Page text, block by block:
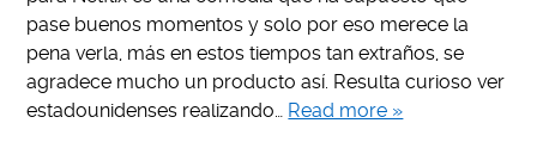
pase buenos momentos y solo por eso merece la
pena verla, más en estos tiempos tan extraños, se
agradece mucho un producto así. Resulta curioso ver
estadounidenses realizando… Read more »